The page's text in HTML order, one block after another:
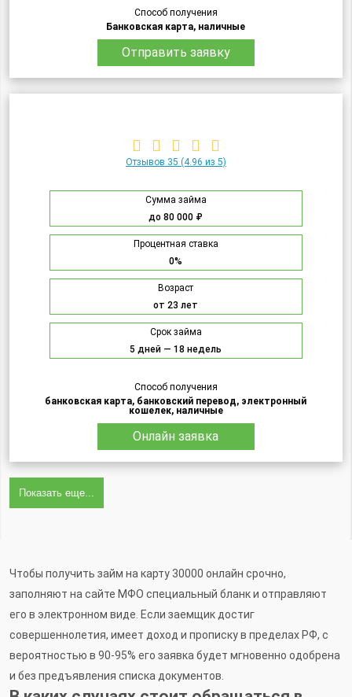
Способ получения
Банковская карта, наличные
Отправить заявку
Отзывов 35 (4.96 из 5)
Сумма займа
до 80 000 ₽
Процентная ставка
0%
Возраст
от 23 лет
Срок займа
5 дней — 18 недель
Способ получения
банковская карта, банковский перевод, электронный
кошелек, наличные
Онлайн заявка
Показать еще...
Чтобы получить займ на карту 30000 онлайн срочно,
заполняют на сайте МФО специальный бланк и отправляют
его в электронном виде. Если заемщик достиг
совершеннолетия, имеет доход и прописку в пределах РФ, с
вероятностью в 90-95% его заявка будет мгновенно одобрена
и без предъявления списка документов.